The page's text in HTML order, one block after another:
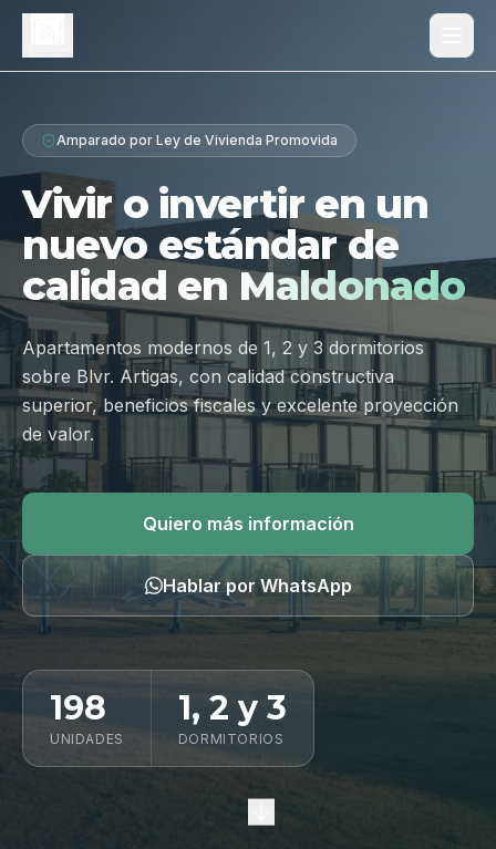
Proyecto
Diferenciales
Tipologías
Galería
Ubicación
Contacto
Hablar por WhatsApp
Amparado por Ley de Vivienda Promovida
Vivir o invertir en un
nuevo estándar de
calidad en Maldonado
Apartamentos modernos de 1, 2 y 3 dormitorios
sobre Blvr. Artigas, con calidad constructiva
superior, beneficios fiscales y excelente proyección
de valor.
Quiero más información
Hablar por WhatsApp
198
UNIDADES
1, 2 y 3
DORMITORIOS